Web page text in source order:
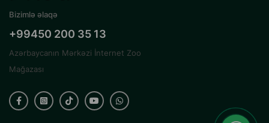
Bizimlə əlaqə
+99450 200 35 13
Azərbaycanın Mərkəzi İnternet Zoo
Mağazası